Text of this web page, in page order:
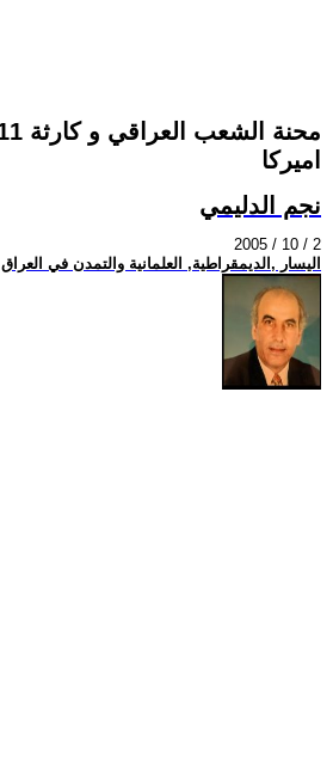
اميركا
نجم الدليمي
2005 / 10 / 2
اليسار ,الديمقراطية, العلمانية والتمدن في العراق